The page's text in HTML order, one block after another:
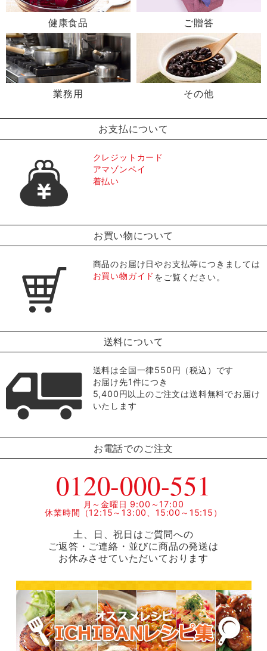
健康食品 ご贈答
業務用 その他
お支払について
クレジットカード
アマゾンペイ
着払い
お買い物について
商品のお届け日やお支払等につきましては
お買い物ガイド をご覧ください。
送料について
送料は全国一律550円（税込）です
お届け先1件につき
5,400円以上のご注文は送料無料でお届け
いたします
お電話でのご注文
0120-000-551
月～金曜日 9:00～17:00
休業時間（12:15～13:00、15:00～15:15）
土、日、祝日はご質問への
ご返答・ご連絡・並びに商品の発送は
お休みさせていただいております